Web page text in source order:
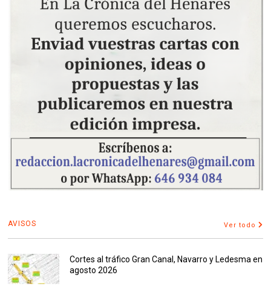
AVISOS Ver todo
Cortes al tráfico Gran Canal, Navarro y Ledesma en
agosto 2026